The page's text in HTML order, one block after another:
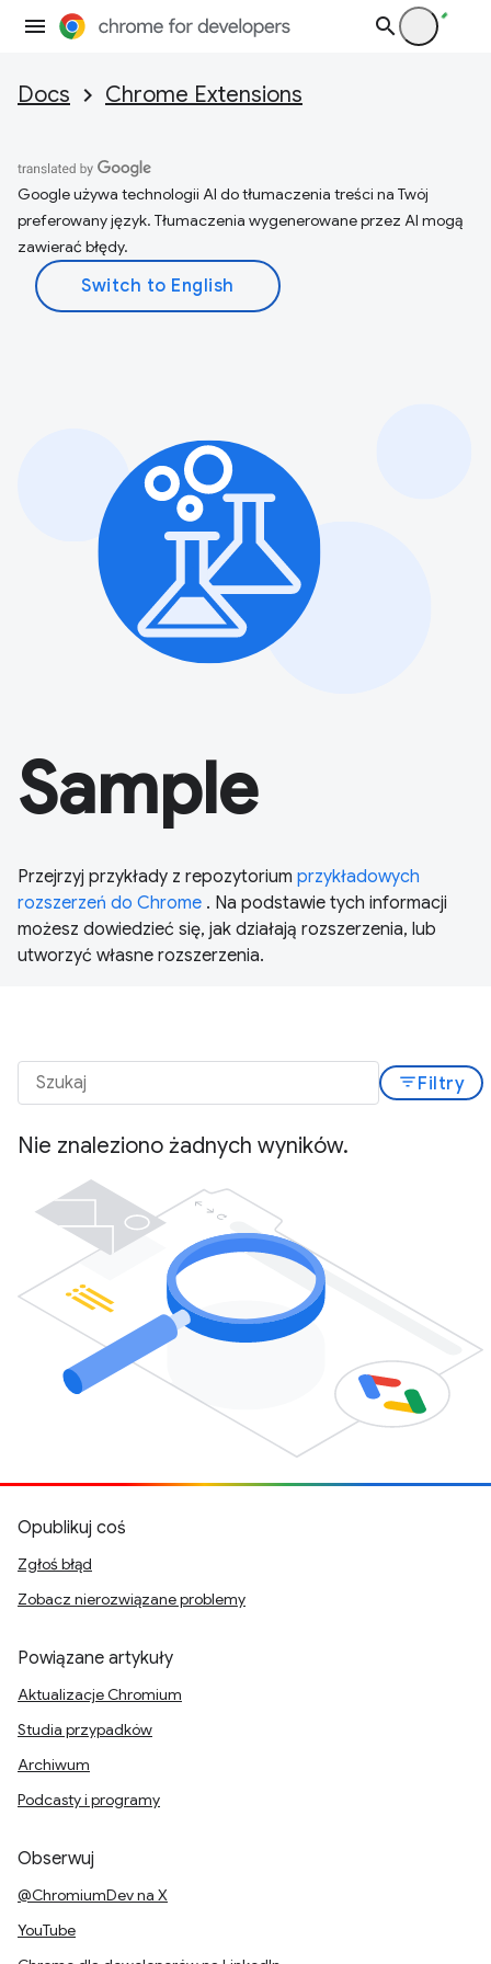
Docs Chrome Extensions
Google używa technologii AI do tłumaczenia treści na Twój
preferowany język. Tłumaczenia wygenerowane przez AI mogą
zawierać błędy.
Sample
Przejrzyj przykłady z repozytorium przykładowych
rozszerzeń do Chrome . Na podstawie tych informacji
możesz dowiedzieć się, jak działają rozszerzenia, lub
utworzyć własne rozszerzenia.
filter_listFiltry
Nie znaleziono żadnych wyników.
Opublikuj coś
Zgłoś błąd
Zobacz nierozwiązane problemy
Powiązane artykuły
Aktualizacje Chromium
Studia przypadków
Archiwum
Podcasty i programy
Obserwuj
@ChromiumDev na X
YouTube